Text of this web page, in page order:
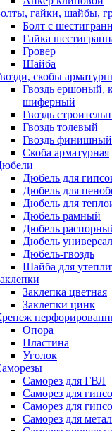
гайки, шайбы,
Болт c
Гайка
Гровер
Шайба
скобы
Гвоздь ершоный,
шиферный
Гвоздь
Гвоздь толевый
Гвоздь финишный
Скоба арматурная
Дюбель для
Дюбель для
Дюбель для
Дюбель рамный
Дюбель
Дюбель
Дюбель-гвоздь
Шайба для
Заклепка цветная
Заклепки цинк
Опора
Пластина
Уголок
Саморез для ГВЛ
Саморез для
Саморез для
Саморез для